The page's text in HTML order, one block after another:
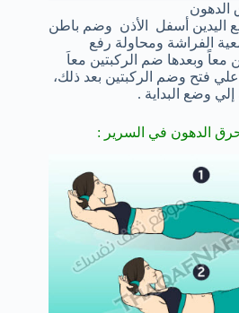
الدهون
اليدين أسفل الأذن وضم باطن
الفراشة ومحاولة رفع
معاً وبعدها ضم الركبتين معاَ
فتح وضم الركبتين بعد ذلك،
وضع البداية .